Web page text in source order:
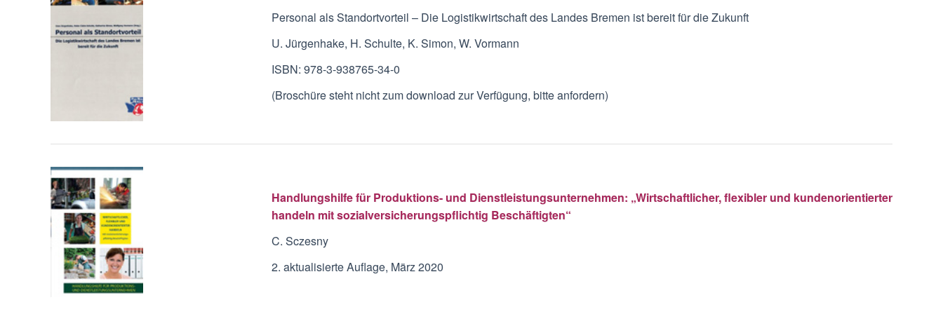
Personal als Standortvorteil – Die Logistikwirtschaft des Landes Bremen ist bereit für die Zukunft
U. Jürgenhake, H. Schulte, K. Simon, W. Vormann
ISBN: 978-3-938765-34-0
(Broschüre steht nicht zum download zur Verfügung, bitte anfordern)
Handlungshilfe für Produktions- und Dienstleistungsunternehmen: „Wirtschaftlicher, flexibler und kundenorientierter
handeln mit sozialversicherungspflichtig Beschäftigten“
C. Sczesny
2. aktualisierte Auflage, März 2020